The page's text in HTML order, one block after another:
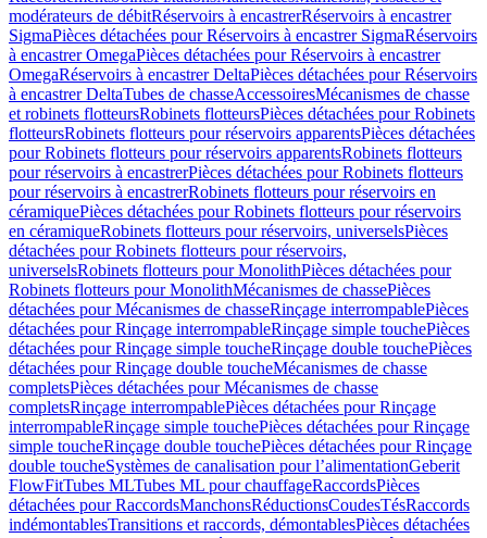
modérateurs de débitRéservoirs à encastrerRéservoirs à encastrer
SigmaPièces détachées pour Réservoirs à encastrer SigmaRéservoirs
à encastrer OmegaPièces détachées pour Réservoirs à encastrer
OmegaRéservoirs à encastrer DeltaPièces détachées pour Réservoirs
à encastrer DeltaTubes de chasseAccessoiresMécanismes de chasse
et robinets flotteursRobinets flotteursPièces détachées pour Robinets
flotteursRobinets flotteurs pour réservoirs apparentsPièces détachées
pour Robinets flotteurs pour réservoirs apparentsRobinets flotteurs
pour réservoirs à encastrerPièces détachées pour Robinets flotteurs
pour réservoirs à encastrerRobinets flotteurs pour réservoirs en
céramiquePièces détachées pour Robinets flotteurs pour réservoirs
en céramiqueRobinets flotteurs pour réservoirs, universelsPièces
détachées pour Robinets flotteurs pour réservoirs,
universelsRobinets flotteurs pour MonolithPièces détachées pour
Robinets flotteurs pour MonolithMécanismes de chassePièces
détachées pour Mécanismes de chasseRinçage interrompablePièces
détachées pour Rinçage interrompableRinçage simple touchePièces
détachées pour Rinçage simple toucheRinçage double touchePièces
détachées pour Rinçage double toucheMécanismes de chasse
completsPièces détachées pour Mécanismes de chasse
completsRinçage interrompablePièces détachées pour Rinçage
interrompableRinçage simple touchePièces détachées pour Rinçage
simple toucheRinçage double touchePièces détachées pour Rinçage
double toucheSystèmes de canalisation pour l’alimentationGeberit
FlowFitTubes MLTubes ML pour chauffageRaccordsPièces
détachées pour RaccordsManchonsRéductionsCoudesTésRaccords
indémontablesTransitions et raccords, démontablesPièces détachées